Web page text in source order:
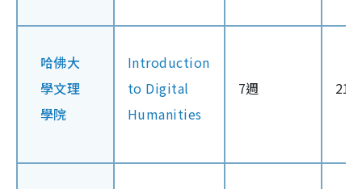
哈佛大
學文理
學院
Introduction
to Digital
Humanities
7週 219